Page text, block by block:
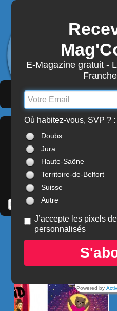
Franche-Comté
(ACTUALITÉS) (
Dernières Actualités >
Franche-Comté
CINÉMA
CINÉ KID - PETIT OURS
E-Magazine gratuit -
Où habitez-vous, SVP ? :
Doubs
Jura
Haute-Saône
Territoire-de-Belfort
Suisse
Autre
J’accepte les pixels
personnalisés
Powered by